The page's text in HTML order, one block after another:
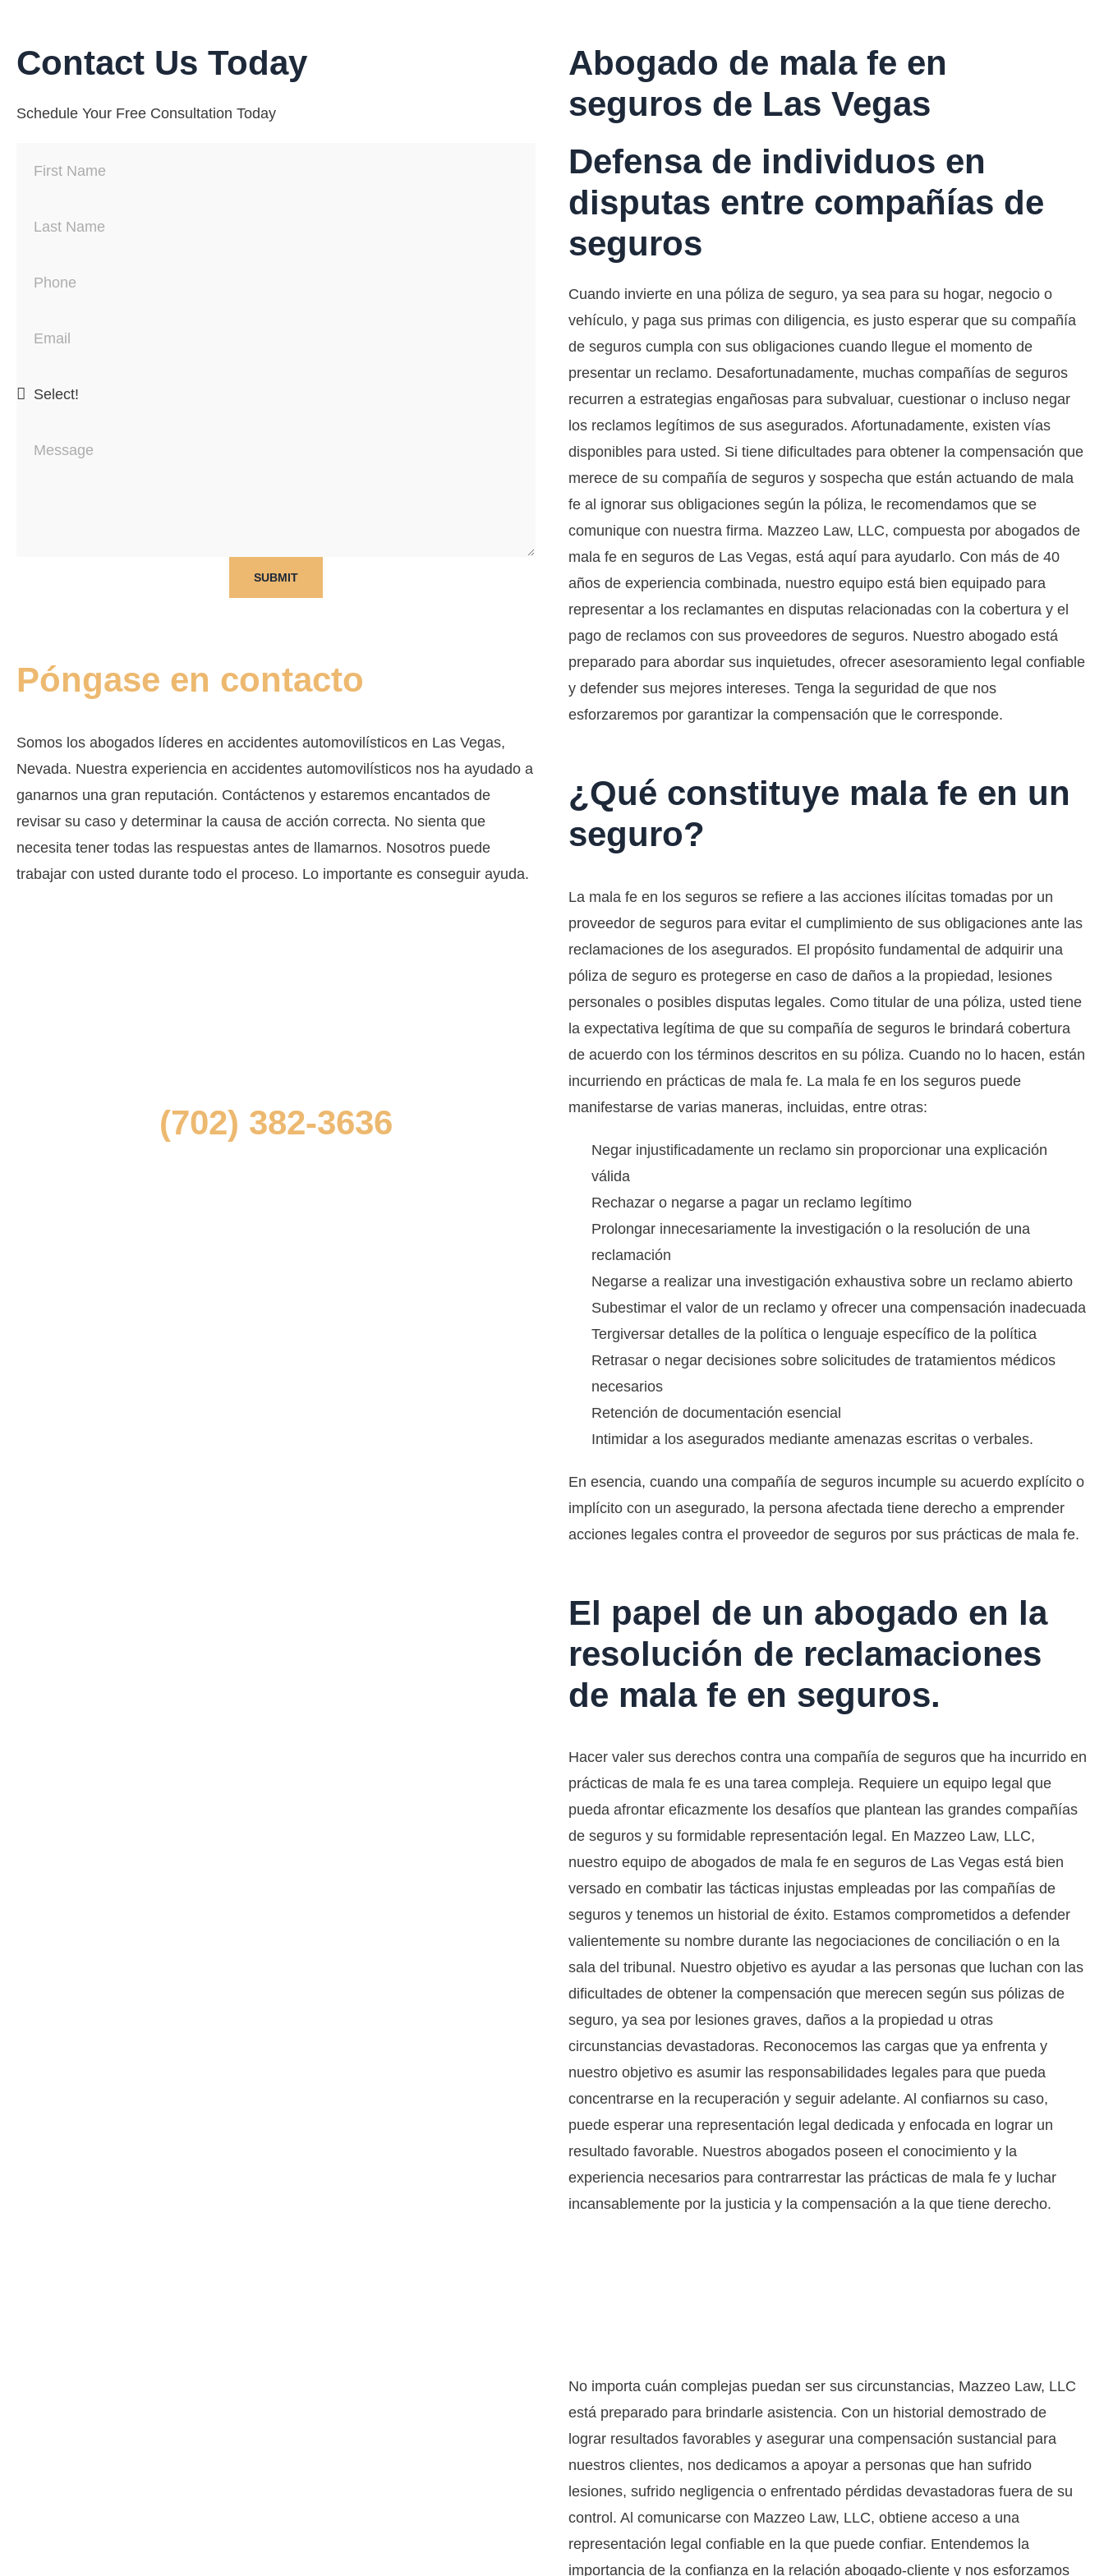
Contact Us Today
Schedule Your Free Consultation Today
SUBMIT
Póngase en contacto
Somos los abogados líderes en accidentes automovilísticos en Las Vegas,
Nevada. Nuestra experiencia en accidentes automovilísticos nos ha ayudado a
ganarnos una gran reputación. Contáctenos y estaremos encantados de
revisar su caso y determinar la causa de acción correcta. No sienta que
necesita tener todas las respuestas antes de llamarnos. Nosotros puede
trabajar con usted durante todo el proceso. Lo importante es conseguir ayuda.
(702) 382-3636
Abogado de mala fe en
seguros de Las Vegas
Defensa de individuos en
disputas entre compañías de
seguros
Cuando invierte en una póliza de seguro, ya sea para su hogar, negocio o
vehículo, y paga sus primas con diligencia, es justo esperar que su compañía
de seguros cumpla con sus obligaciones cuando llegue el momento de
presentar un reclamo. Desafortunadamente, muchas compañías de seguros
recurren a estrategias engañosas para subvaluar, cuestionar o incluso negar
los reclamos legítimos de sus asegurados. Afortunadamente, existen vías
disponibles para usted. Si tiene dificultades para obtener la compensación que
merece de su compañía de seguros y sospecha que están actuando de mala
fe al ignorar sus obligaciones según la póliza, le recomendamos que se
comunique con nuestra firma. Mazzeo Law, LLC, compuesta por abogados de
mala fe en seguros de Las Vegas, está aquí para ayudarlo. Con más de 40
años de experiencia combinada, nuestro equipo está bien equipado para
representar a los reclamantes en disputas relacionadas con la cobertura y el
pago de reclamos con sus proveedores de seguros. Nuestro abogado está
preparado para abordar sus inquietudes, ofrecer asesoramiento legal confiable
y defender sus mejores intereses. Tenga la seguridad de que nos
esforzaremos por garantizar la compensación que le corresponde.
¿Qué constituye mala fe en un
seguro?
La mala fe en los seguros se refiere a las acciones ilícitas tomadas por un
proveedor de seguros para evitar el cumplimiento de sus obligaciones ante las
reclamaciones de los asegurados. El propósito fundamental de adquirir una
póliza de seguro es protegerse en caso de daños a la propiedad, lesiones
personales o posibles disputas legales. Como titular de una póliza, usted tiene
la expectativa legítima de que su compañía de seguros le brindará cobertura
de acuerdo con los términos descritos en su póliza. Cuando no lo hacen, están
incurriendo en prácticas de mala fe. La mala fe en los seguros puede
manifestarse de varias maneras, incluidas, entre otras:
Negar injustificadamente un reclamo sin proporcionar una explicación
válida
Rechazar o negarse a pagar un reclamo legítimo
Prolongar innecesariamente la investigación o la resolución de una
reclamación
Negarse a realizar una investigación exhaustiva sobre un reclamo abierto
Subestimar el valor de un reclamo y ofrecer una compensación inadecuada
Tergiversar detalles de la política o lenguaje específico de la política
Retrasar o negar decisiones sobre solicitudes de tratamientos médicos
necesarios
Retención de documentación esencial
Intimidar a los asegurados mediante amenazas escritas o verbales.
En esencia, cuando una compañía de seguros incumple su acuerdo explícito o
implícito con un asegurado, la persona afectada tiene derecho a emprender
acciones legales contra el proveedor de seguros por sus prácticas de mala fe.
El papel de un abogado en la
resolución de reclamaciones
de mala fe en seguros.
Hacer valer sus derechos contra una compañía de seguros que ha incurrido en
prácticas de mala fe es una tarea compleja. Requiere un equipo legal que
pueda afrontar eficazmente los desafíos que plantean las grandes compañías
de seguros y su formidable representación legal. En Mazzeo Law, LLC,
nuestro equipo de abogados de mala fe en seguros de Las Vegas está bien
versado en combatir las tácticas injustas empleadas por las compañías de
seguros y tenemos un historial de éxito. Estamos comprometidos a defender
valientemente su nombre durante las negociaciones de conciliación o en la
sala del tribunal. Nuestro objetivo es ayudar a las personas que luchan con las
dificultades de obtener la compensación que merecen según sus pólizas de
seguro, ya sea por lesiones graves, daños a la propiedad u otras
circunstancias devastadoras. Reconocemos las cargas que ya enfrenta y
nuestro objetivo es asumir las responsabilidades legales para que pueda
concentrarse en la recuperación y seguir adelante. Al confiarnos su caso,
puede esperar una representación legal dedicada y enfocada en lograr un
resultado favorable. Nuestros abogados poseen el conocimiento y la
experiencia necesarios para contrarrestar las prácticas de mala fe y luchar
incansablemente por la justicia y la compensación a la que tiene derecho.
No importa cuán complejas puedan ser sus circunstancias, Mazzeo Law, LLC
está preparado para brindarle asistencia. Con un historial demostrado de
lograr resultados favorables y asegurar una compensación sustancial para
nuestros clientes, nos dedicamos a apoyar a personas que han sufrido
lesiones, sufrido negligencia o enfrentado pérdidas devastadoras fuera de su
control. Al comunicarse con Mazzeo Law, LLC, obtiene acceso a una
representación legal confiable en la que puede confiar. Entendemos la
importancia de la confianza en la relación abogado-cliente y nos esforzamos